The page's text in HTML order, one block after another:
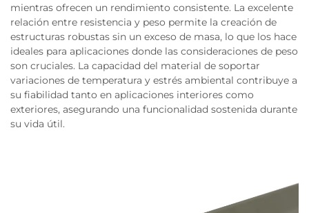
mientras ofrecen un rendimiento consistente. La excelente
relación entre resistencia y peso permite la creación de
estructuras robustas sin un exceso de masa, lo que los hace
ideales para aplicaciones donde las consideraciones de peso
son cruciales. La capacidad del material de soportar
variaciones de temperatura y estrés ambiental contribuye a
su fiabilidad tanto en aplicaciones interiores como
exteriores, asegurando una funcionalidad sostenida durante
su vida útil.